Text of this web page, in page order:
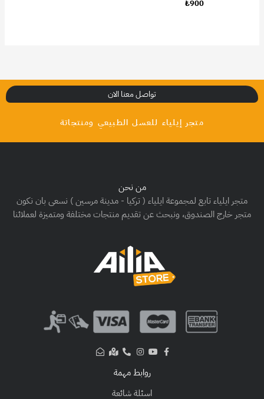
₺900
تواصل معنا الان
متجر إيلياء للعسل الطبيعي ومنتجاتة
من نحن
متجر ايلياء تابع لمجموعة ايلياء ( تركيا - مدينة مرسين ) نسعى بان نكون
متجر خارج الصندوق، ونبحث عن تقديم منتجات مختلفة ومتميزة لعملائنا
روابط مهمة
اسئلة شائعة